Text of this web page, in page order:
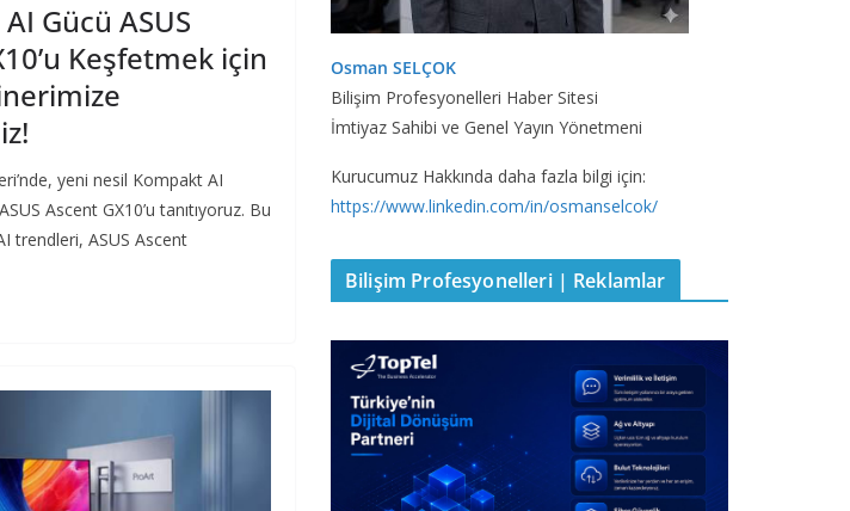
Gücü ASUS
Keşfetmek için
yeni nesil Kompakt AI
Ascent GX10’u tanıtıyoruz. Bu
trendleri, ASUS Ascent
Osman SELÇOK
Bilişim Profesyonelleri Haber Sitesi
İmtiyaz Sahibi ve Genel Yayın Yönetmeni
Kurucumuz Hakkında daha fazla bilgi için:
https://www.linkedin.com/in/osmanselcok/
Bilişim Profesyonelleri | Reklamlar